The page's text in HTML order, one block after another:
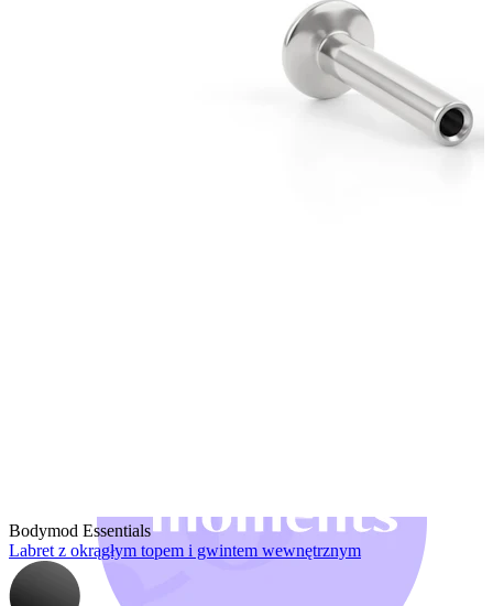
Bodymod Essentials
Labret z okrągłym topem i gwintem wewnętrznym